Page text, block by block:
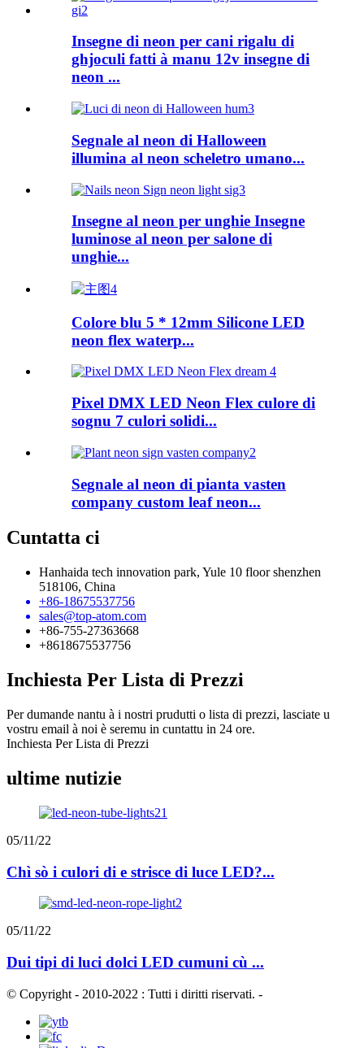
Insegne di neon per cani rigalu di
ghjoculi fatti à manu 12v insegne di
neon ...
Segnale al neon di Halloween
illumina al neon scheletro umano...
Insegne al neon per unghie Insegne
luminose al neon per salone di
unghie...
Colore blu 5 * 12mm Silicone LED
neon flex waterp...
Pixel DMX LED Neon Flex culore di
sognu 7 culori solidi...
Segnale al neon di pianta vasten
company custom leaf neon...
Cuntatta ci
Hanhaida tech innovation park, Yule 10 floor shenzhen
518106, China
+86-18675537756
sales@top-atom.com
+86-755-27363668
+8618675537756
Inchiesta Per Lista di Prezzi
Per dumande nantu à i nostri prudutti o lista di prezzi, lasciate u
vostru email à noi è seremu in cuntattu in 24 ore.
Inchiesta Per Lista di Prezzi
ultime nutizie
05/11/22
Chì sò i culori di e strisce di luce LED?...
05/11/22
Dui tipi di luci dolci LED cumuni cù ...
© Copyright - 2010-2022 : Tutti i diritti riservati. -